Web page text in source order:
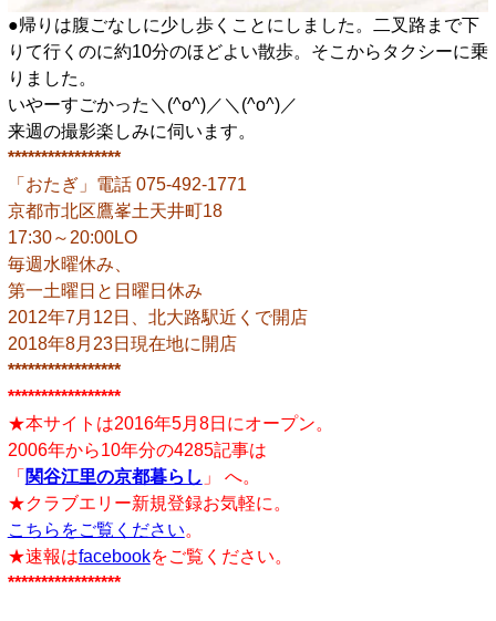
●帰りは腹ごなしに少し歩くことにしました。二叉路まで下
りて行くのに約10分のほどよい散歩。そこからタクシーに乗
りました。
いやーすごかった＼(^o^)／＼(^o^)／
来週の撮影楽しみに伺います。
*****************
「おたぎ」電話 075-492-1771
京都市北区鷹峯土天井町18
17:30～20:00LO
毎週水曜休み、
第一土曜日と日曜日休み
2012年7月12日、北大路駅近くで開店
2018年8月23日現在地に開店
*****************
*****************
★本サイトは2016年5月8日にオープン。
2006年から10年分の4285記事は
「 関谷江里の京都暮らし 」 へ。
★クラブエリー新規登録お気軽に。
こちらをご覧ください。
★速報はfacebookをご覧ください。
*****************